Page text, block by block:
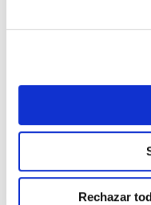
Rechazar